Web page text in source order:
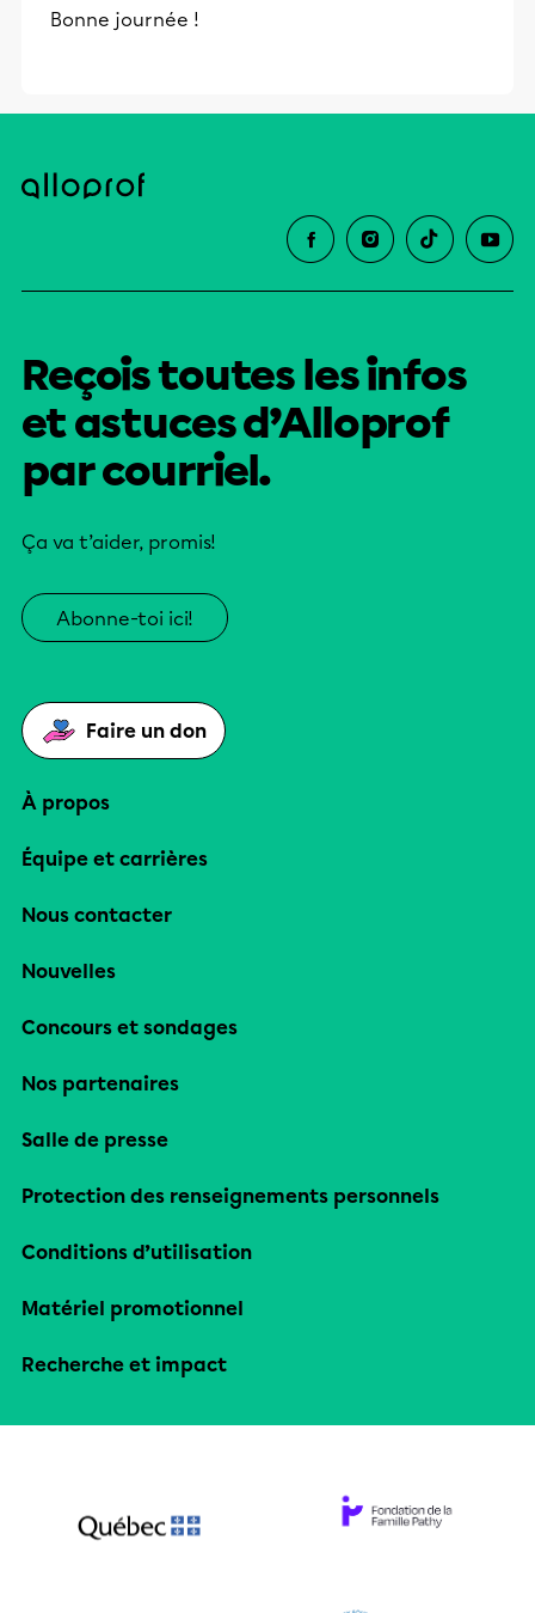
Bonne journée !
Reçois toutes les infos
et astuces d’Alloprof
par courriel.
Ça va t’aider, promis!
Abonne-toi ici!
Faire un don
À propos
Équipe et carrières
Nous contacter
Nouvelles
Concours et sondages
Nos partenaires
Salle de presse
Protection des renseignements personnels
Conditions d’utilisation
Matériel promotionnel
Recherche et impact